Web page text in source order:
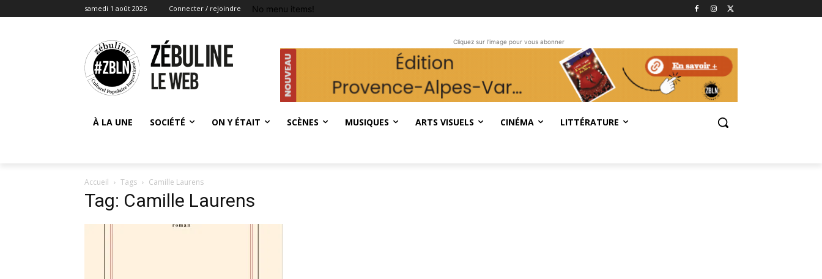
samedi 1 août 2026 Connecter / rejoindre No menu items!
Cliquez sur l'image pour vous abonner
À LA UNE SOCIÉTÉ ON Y ÉTAIT SCÈNES MUSIQUES ARTS VISUELS CINÉMA LITTÉRATURE
Accueil Tags Camille Laurens
Tag: Camille Laurens